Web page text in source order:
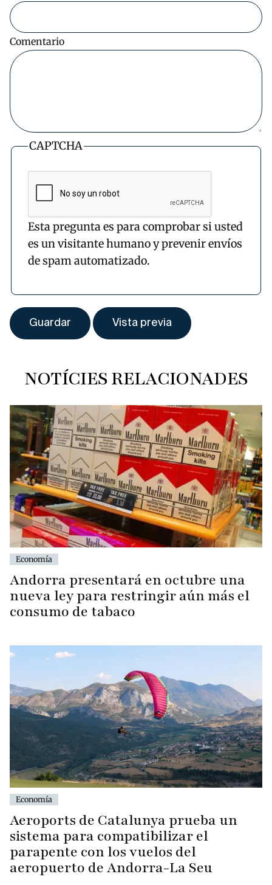
Comentario
CAPTCHA
Esta pregunta es para comprobar si usted
es un visitante humano y prevenir envíos
de spam automatizado.
NOTÍCIES RELACIONADES
Economía
Andorra presentará en octubre una
nueva ley para restringir aún más el
consumo de tabaco
Economía
Aeroports de Catalunya prueba un
sistema para compatibilizar el
parapente con los vuelos del
aeropuerto de Andorra-La Seu